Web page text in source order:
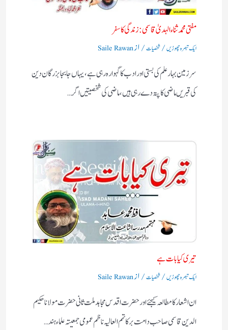
مفتی محمد ثناء الہدیٰ قاسمی: زندگی کا سفر
ایک تبصرہ چھوڑیں/شخصیات/ ازSaile Rawan
سرزمین بہارعلم کی بستی اورادب کا گہوارہ رہی ہے، یہاں جابجا بزرگان دین
کی قبریں ماضی کا پتہ دے رہی ہیں، ماضی کی شخصیتیں اگر…
تیری کیا بات ہے
ایک تبصرہ چھوڑیں/شخصیات/ ازSaile Rawan
ان اشعار کا مطالعہ کیجئے اور حضرت اقدس مجاہد ملت ثانی حضرت مولانا حکیم
الدین قاسمی صاحب دامت برکاتہم العالیہ ناظم عمومی جمعیتہ علماء ہند…